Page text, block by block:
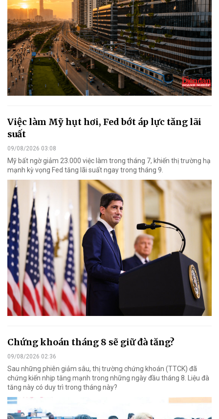
Việc làm Mỹ hụt hơi, Fed bớt áp lực tăng lãi
suất
09/08/2026 03:08
Mỹ bất ngờ giảm 23.000 việc làm trong tháng 7, khiến thị trường hạ
mạnh kỳ vọng Fed tăng lãi suất ngay trong tháng 9.
Chứng khoán tháng 8 sẽ giữ đà tăng?
09/08/2026 02:36
Sau những phiên giảm sâu, thị trường chứng khoán (TTCK) đã
chứng kiến nhịp tăng mạnh trong những ngày đầu tháng 8. Liệu đà
tăng này có duy trì trong tháng này?